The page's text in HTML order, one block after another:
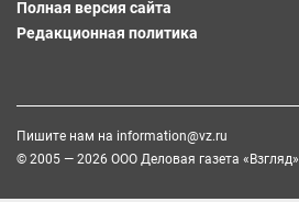
Полная версия сайта
Редакционная политика
Пишите нам на information@vz.ru
© 2005 — 2026 ООО Деловая газета «Взгляд»